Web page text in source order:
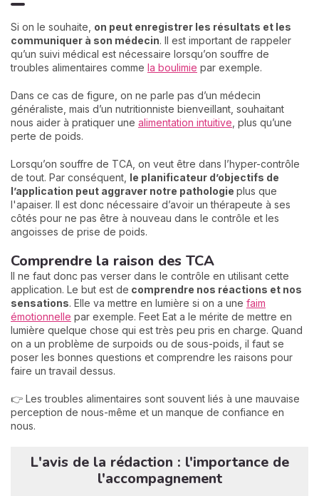
Si on le souhaite, on peut enregistrer les résultats et les
communiquer à son médecin. Il est important de rappeler
qu’un suivi médical est nécessaire lorsqu’on souffre de
troubles alimentaires comme la boulimie par exemple.
Dans ce cas de figure, on ne parle pas d’un médecin
généraliste, mais d’un nutritionniste bienveillant, souhaitant
nous aider à pratiquer une alimentation intuitive , plus qu’une
perte de poids.
Lorsqu’on souffre de TCA, on veut être dans l’hyper-contrôle
de tout. Par conséquent, le planificateur d’objectifs de
l’application peut aggraver notre pathologie plus que
l'apaiser. Il est donc nécessaire d’avoir un thérapeute à ses
côtés pour ne pas être à nouveau dans le contrôle et les
angoisses de prise de poids.
Comprendre la raison des TCA
Il ne faut donc pas verser dans le contrôle en utilisant cette
application. Le but est de comprendre nos réactions et nos
sensations. Elle va mettre en lumière si on a une faim
émotionnelle par exemple. Feet Eat a le mérite de mettre en
lumière quelque chose qui est très peu pris en charge. Quand
on a un problème de surpoids ou de sous-poids, il faut se
poser les bonnes questions et comprendre les raisons pour
faire un travail dessus.
👉 Les troubles alimentaires sont souvent liés à une mauvaise
perception de nous-même et un manque de confiance en
nous.
L'avis de la rédaction : l'importance de
l'accompagnement